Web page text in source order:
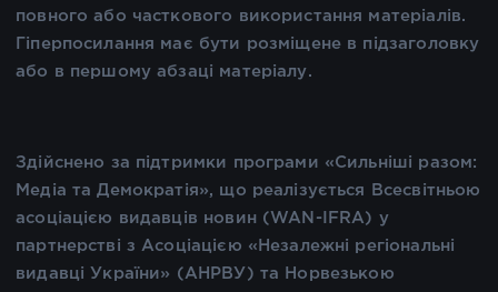
повного або часткового використання матеріалів.
Гіперпосилання має бути розміщене в підзаголовку
або в першому абзаці матеріалу.
Здійснено за підтримки програми «Сильніші разом:
Медіа та Демократія», що реалізується Всесвітньою
асоціацією видавців новин (WAN-IFRA) у
партнерстві з Асоціацією «Незалежні регіональні
видавці України» (АНРВУ) та Норвезькою